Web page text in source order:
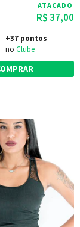
ATACADO
R$ 37,00
+37 pontos
no Clube